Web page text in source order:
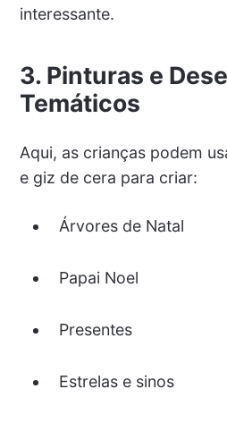
interessante.
3. Pinturas e
Temáticos
Aqui, as crianças podem
e giz de cera para criar:
Árvores de Natal
Papai Noel
Presentes
Estrelas e sinos